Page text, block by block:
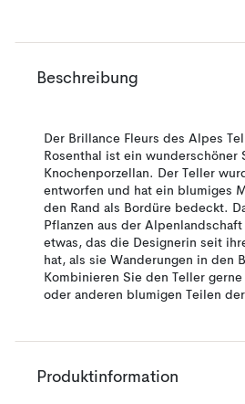
Beschreibung
Der Brillance Fleurs des Alpes
Rosenthal ist ein wunderschöner
Knochenporzellan. Der Teller
entworfen und hat ein blumiges
den Rand als Bordüre bedeckt.
Pflanzen aus der
etwas, das die Designerin seit
hat, als sie Wanderungen in den
Kombinieren Sie den Teller
oder anderen blumigen Teilen
Produktinformation